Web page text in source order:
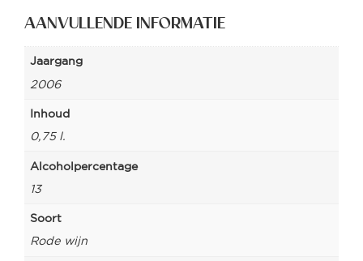
AANVULLENDE INFORMATIE
Jaargang
2006
Inhoud
0,75 l.
Alcoholpercentage
13
Soort
Rode wijn